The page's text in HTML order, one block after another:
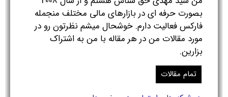
بصورت حرفه ای در بازارهای مالی مختلف منجمله
فارکس فعالیت دارم. خوشحال میشم نظرتون رو در
مورد مقالات من در هر مقاله با من به اشتراک
بزارین.
تمام مقالات